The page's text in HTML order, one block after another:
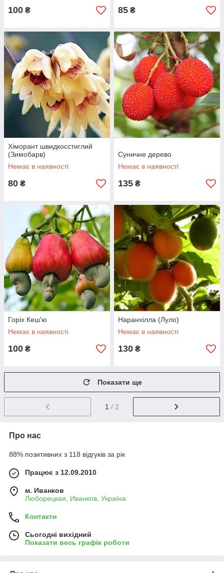
100 ₴ 85 ₴
Хіморант швидкосстиглий
(Зимобарв)
Немає в наявності
80 ₴
Суничне дерево
Немає в наявності
135 ₴
Горіх Кеш'ю
Немає в наявності
100 ₴
Наранхілла (Луло)
Немає в наявності
130 ₴
Показати ще
1 / 2
Про нас
88% позитивних з 118 відгуків за рік
Працює з 12.09.2010
м. Иванков
Люборецкая, Иванков, Україна
Контакти
Сьогодні вихідний
Показати весь графік роботи